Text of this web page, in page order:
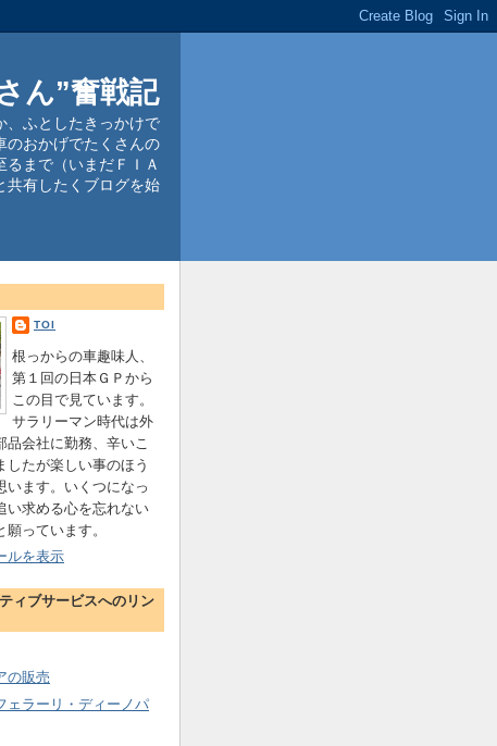
ん”奮戦記
、ふとしたきっかけで
のおかげでたくさんの
まで（いまだＦＩＡ
共有したくブログを始
TOI
根っからの車趣味人、
第１回の日本ＧＰから
この目で見ています。
サラリーマン時代は外
品会社に勤務、辛いこ
したが楽しい事のほう
います。いくつになっ
い求める心を忘れない
願っています。
ルを表示
ィブサービスへのリン
の販売
ェラーリ・ディーノパ